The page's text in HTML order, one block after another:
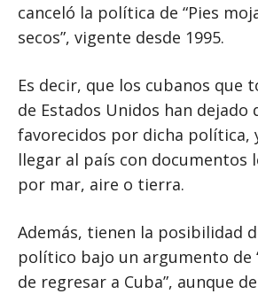
canceló la política de “Pies
secos”, vigente desde 1995.
Es decir, que los cubanos que
de Estados Unidos han dejado
favorecidos por dicha política,
llegar al país con documentos
por mar, aire o tierra.
Además, tienen la posibilidad
político bajo un argumento de
de regresar a Cuba”, aunque